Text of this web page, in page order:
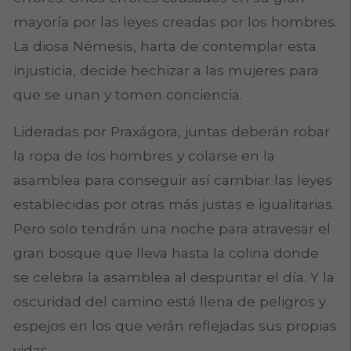
mayoría por las leyes creadas por los hombres.
La diosa Némesis, harta de contemplar esta
injusticia, decide hechizar a las mujeres para
que se unan y tomen conciencia.
Lideradas por Praxágora, juntas deberán robar
la ropa de los hombres y colarse en la
asamblea para conseguir así cambiar las leyes
establecidas por otras más justas e igualitarias.
Pero solo tendrán una noche para atravesar el
gran bosque que lleva hasta la colina donde
se celebra la asamblea al despuntar el día. Y la
oscuridad del camino está llena de peligros y
espejos en los que verán reflejadas sus propias